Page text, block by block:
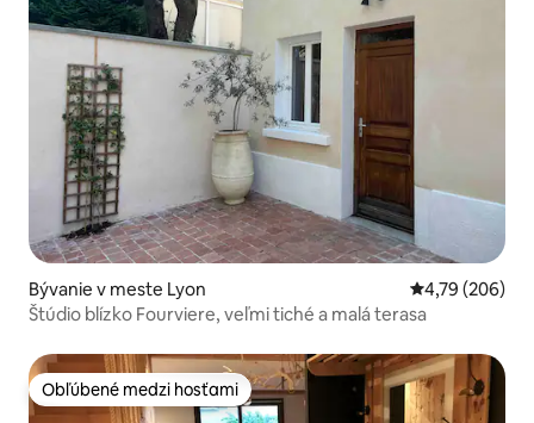
Bývanie v meste Lyon Priemerné
4,79 (206)
Štúdio blízko Fourviere, veľmi tiché a malá terasa
Obľúbené medzi hosťami
Obľúbené medzi hosťami